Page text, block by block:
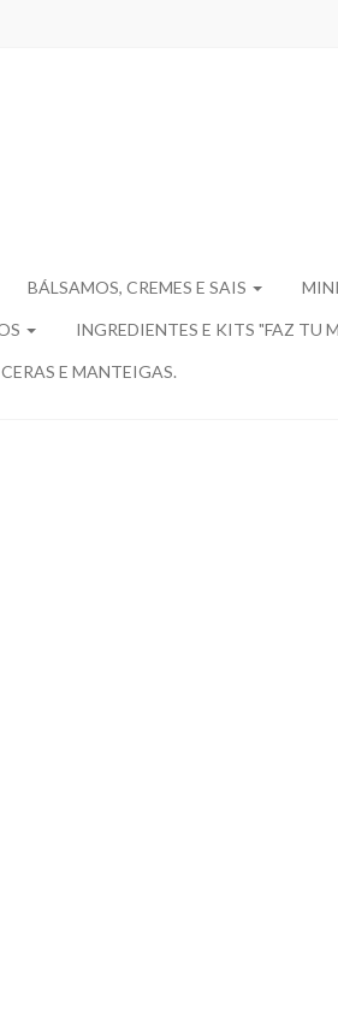
BÁLSAMOS, CREMES E SAIS
INGREDIENTES E KITS "FAZ TU
E MANTEIGAS.